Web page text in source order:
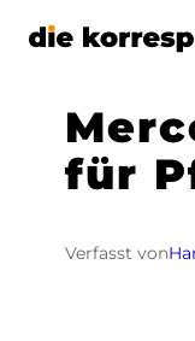
Zum
für
Verfasst von